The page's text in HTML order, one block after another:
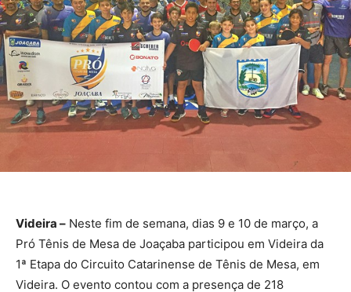
Videira – Neste fim de semana, dias 9 e 10 de março, a
Pró Tênis de Mesa de Joaçaba participou em Videira da
1ª Etapa do Circuito Catarinense de Tênis de Mesa, em
Videira. O evento contou com a presença de 218